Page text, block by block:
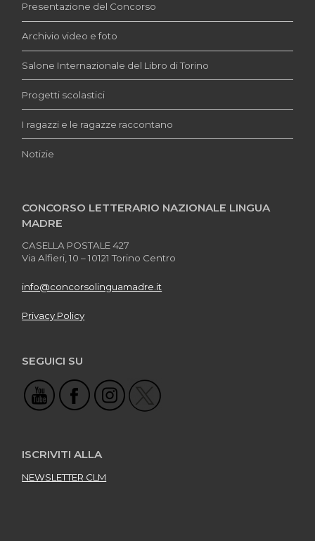
Presentazione del Concorso
Archivio video e foto
Salone Internazionale del Libro di Torino
Progetti scolastici
I ragazzi e le ragazze raccontano
Notizie
CONCORSO LETTERARIO NAZIONALE LINGUA
MADRE
CASELLA POSTALE 427
Via Alfieri, 10 – 10121 Torino Centro
info@concorsolinguamadre.it
Privacy Policy
SEGUICI SU
ISCRIVITI ALLA
NEWSLETTER CLM